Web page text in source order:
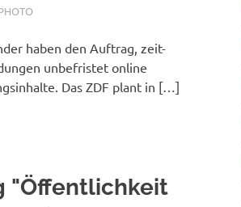
haben den Auftrag, zeit-
unbefristet online
Das ZDF plant in […]
"Öffentlichkeit